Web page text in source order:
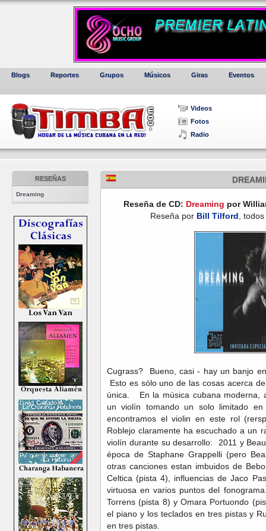
Blogs Reportes Grupos Músicos Giras Eventos
Videos
Fotos
Radio
RESEÑAS
Dreaming
Reseña de CD: Dreaming por
Reseña por Bill Tilford ,
Cugrass? Bueno, casi - hay un banjo
Esto es sólo uno de las cosas acerca
única. En la música cubana moderna,
un violín tomando un solo limitado
encontramos el violin en este rol
Roblejo claramente ha escuchado a un
violín durante su desarrollo: 2011 y
época de Staphane Grappelli (pero
otras canciones estan imbuidos de
Celtica (pista 4), influencias de Jaco
virtuosa en varios puntos del
Torrens (pista 8) y Omara Portuondo
el piano y los teclados en tres pistas y
en tres pistas.